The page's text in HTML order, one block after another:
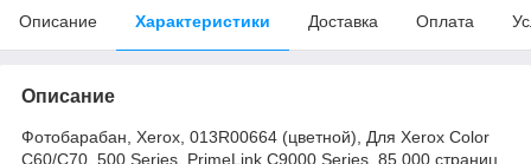
Описание Характеристики Доставка Оплата
Описание
Фотобарабан, Xerox, 013R00664 (цветной), Для Xerox Color
C60/C70, 500 Series, PrimeLink C9000 Series, 85 000 страниц